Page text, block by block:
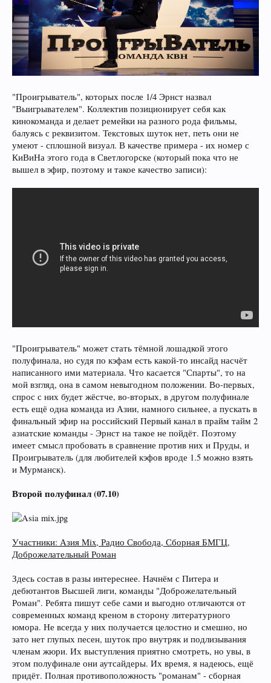
"Проигрыватель", которых после 1/4 Эрнст назвал
"Выигрывателем". Коллектив позиционирует себя как
кинокоманда и делает ремейки на разного рода фильмы,
балуясь с реквизитом. Текстовых шуток нет, петь они не
умеют - сплошной визуал. В качестве примера - их номер с
КиВиНа этого года в Светлогорске (который пока что не
вышел в эфир, поэтому и такое качество записи):
"Проигрыватель" может стать тёмной лошадкой этого
полуфинала, но судя по кэфам есть какой-то инсайд насчёт
написанного ими материала. Что касается "Спарты", то на
мой взгляд, она в самом невыгодном положении. Во-первых,
спрос с них будет жёстче, во-вторых, в другом полуфинале
есть ещё одна команда из Азии, намного сильнее, а пускать в
финальный эфир на российский Первый канал в прайм тайм 2
азиатские команды - Эрнст на такое не пойдёт. Поэтому
имеет смысл пробовать в сравнение против них и Пруды, и
Проигрыватель (для любителей кэфов вроде 1.5 можно взять
и Мурманск).
Второй полуфинал (07.10)
Участники: Азия Mix, Радио Свобода, Сборная БМГЦ,
Доброжелательный Роман
Здесь состав в разы интереснее. Начнём с Питера и
дебютантов Высшей лиги, команды "Доброжелательный
Роман". Ребята пишут себе сами и выгодно отличаются от
современных команд креном в сторону литературного
юмора. Не всегда у них получается целостно и смешно, но
зато нет глупых песен, шуток про внутряк и подлизывания
членам жюри. Их выступления приятно смотреть, но увы, в
этом полуфинале они аутсайдеры. Их время, я надеюсь, ещё
придёт. Полная противоположность "романам" - сборная